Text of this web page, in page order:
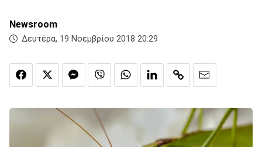
Newsroom
Δευτέρα, 19 Νοεμβρίου 2018 20:29